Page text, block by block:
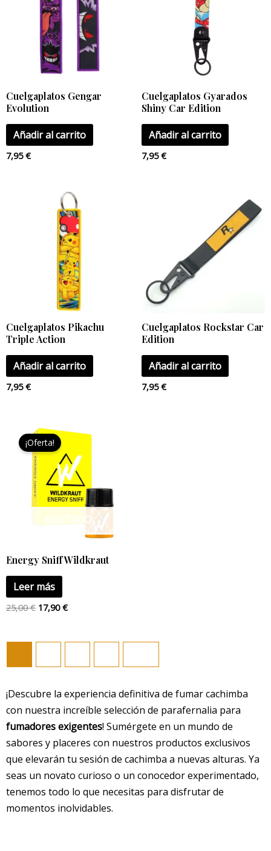
Cuelgaplatos Gengar
Evolution
Añadir al carrito
7,95€
Cuelgaplatos Gyarados
Shiny Car Edition
Añadir al carrito
7,95€
Cuelgaplatos Pikachu
Triple Action
Añadir al carrito
7,95€
Cuelgaplatos Rockstar Car
Edition
Añadir al carrito
7,95€
AGOTADO
¡Oferta!
Energy Sniff Wildkraut
Leer más
25,00€
El
precio
original
era:
25,00 €.
17,90€
precio
es:
17,90 €.
¡Descubre la experiencia definitiva de fumar cachimba
con nuestra increíble selección de parafernalia para
fumadores exigentes! Sumérgete en un mundo de
sabores y placeres con nuestros productos exclusivos
que elevarán tu sesión de cachimba a nuevas alturas. Ya
seas un novato curioso o un conocedor experimentado,
tenemos todo lo que necesitas para disfrutar de
momentos inolvidables.